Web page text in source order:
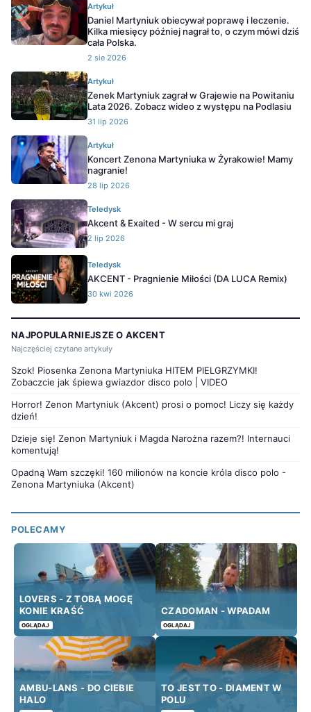
Artykuł
Daniel Martyniuk obiecywał poprawę i leczenie.
Kilka miesięcy później nagrał to, o czym mówi dziś
cała Polska.
2 sie 2026
Artykuł
Zenek Martyniuk zagrał w Grajewie na Powitaniu
Lata 2026. Zobacz wideo z występu na Podlasiu
31 lip 2026
Artykuł
Koncert Zenona Martyniuka w Żyrakowie! Mamy
nagranie!
28 lip 2026
Teledysk
Akcent & Exaited - W sercu mi graj
2 lip 2026
Teledysk
AKCENT - Pragnienie Miłości (DA LUCA Remix)
30 kwi 2026
NAJPOPULARNIEJSZE O AKCENT
Najczęściej czytane artykuły
Szok! Piosenka Zenona Martyniuka HITEM PIELGRZYMKI!
Zobaczcie jak śpiewa gwiazdor disco polo | VIDEO
Horror! Zenon Martyniuk (Akcent) prosi o pomoc! Liczy się każdy
dzień!
Dzieje się! Zenon Martyniuk i Magda Narożna razem?! Internauci
komentują!
Opadną Wam szczęki! 160 milionów na koncie króla disco polo -
Zenona Martyniuka (Akcent)
POLECAMY
LOVERS - Z TOBĄ MOGĘ
KONIE KRAŚĆ
OGLĄDAJ
CZADOMAN - WPADAM
OGLĄDAJ
AMBU-LANS - DO CIEBIE
HALO
TO JEST TO - DIAMENT W
POLU